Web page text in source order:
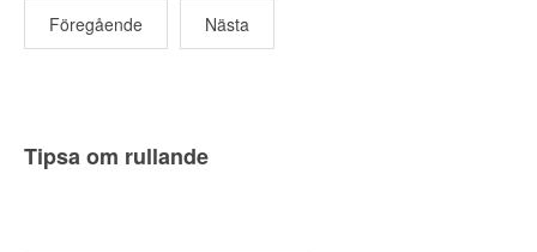
Föregående Nästa
Tipsa om rullande